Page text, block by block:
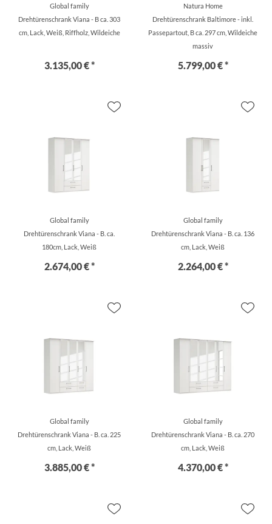
Global family
Drehtürenschrank Viana - B ca. 303
cm, Lack, Weiß, Riffholz, Wildeiche
3.135,00 € *
Natura Home
Drehtürenschrank Baltimore - inkl.
Passepartout, B ca. 297 cm, Wildeiche
massiv
5.799,00 € *
Global family
Drehtürenschrank Viana - B. ca.
180cm, Lack, Weiß
2.674,00 € *
Global family
Drehtürenschrank Viana - B. ca. 136
cm, Lack, Weiß
2.264,00 € *
Global family
Drehtürenschrank Viana - B. ca. 225
cm, Lack, Weiß
3.885,00 € *
Global family
Drehtürenschrank Viana - B. ca. 270
cm, Lack, Weiß
4.370,00 € *